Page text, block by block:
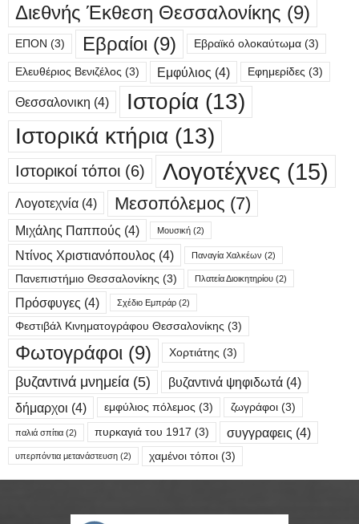
Διεθνής Έκθεση Θεσσαλονίκης (9)
ΕΠΟΝ (3) Εβραίοι (9) Εβραϊκό ολοκαύτωμα (3)
Ελευθέριος Βενιζέλος (3) Εμφύλιος (4) Εφημερίδες (3)
Θεσσαλονικη (4) Ιστορία (13)
Ιστορικά κτήρια (13)
Ιστορικοί τόποι (6) Λογοτέχνες (15)
Λογοτεχνία (4) Μεσοπόλεμος (7)
Μιχάλης Παππούς (4) Μουσική (2)
Ντίνος Χριστιανόπουλος (4) Παναγία Χαλκέων (2)
Πανεπιστήμιο Θεσσαλονίκης (3) Πλατεία Διοικητηρίου (2)
Πρόσφυγες (4) Σχέδιο Εμπράρ (2)
Φεστιβάλ Κινηματογράφου Θεσσαλονίκης (3)
Φωτογράφοι (9) Χορτιάτης (3)
βυζαντινά μνημεία (5) βυζαντινά ψηφιδωτά (4)
δήμαρχοι (4) εμφύλιος πόλεμος (3) ζωγράφοι (3)
παλιά σπίτια (2) πυρκαγιά του 1917 (3) συγγραφεις (4)
υπερπόντια μετανάστευση (2) χαμένοι τόποι (3)